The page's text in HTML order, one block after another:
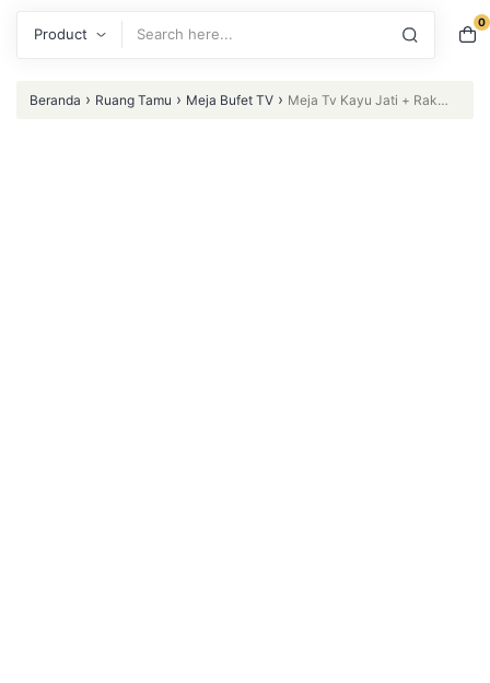
0
Beranda › Ruang Tamu › Meja Bufet TV › Meja Tv Kayu Jati + Rak